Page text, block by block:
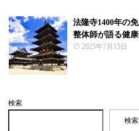
法隆寺1400年の
整体師が語る健
2025年7月15日
検索
検索